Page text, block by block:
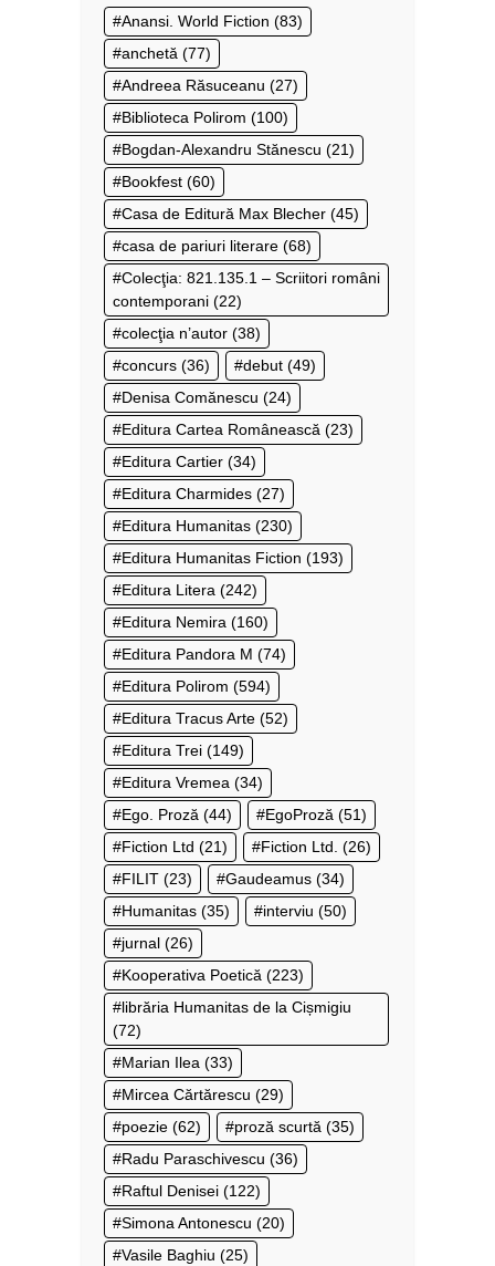
Anansi. World Fiction (83)
anchetă (77)
Andreea Răsuceanu (27)
Biblioteca Polirom (100)
Bogdan-Alexandru Stănescu (21)
Bookfest (60)
Casa de Editură Max Blecher (45)
casa de pariuri literare (68)
Colecţia: 821.135.1 – Scriitori români
contemporani (22)
colecţia n’autor (38)
concurs (36) debut (49)
Denisa Comănescu (24)
Editura Cartea Românească (23)
Editura Cartier (34)
Editura Charmides (27)
Editura Humanitas (230)
Editura Humanitas Fiction (193)
Editura Litera (242)
Editura Nemira (160)
Editura Pandora M (74)
Editura Polirom (594)
Editura Tracus Arte (52)
Editura Trei (149)
Editura Vremea (34)
Ego. Proză (44) EgoProză (51)
Fiction Ltd (21) Fiction Ltd. (26)
FILIT (23) Gaudeamus (34)
Humanitas (35) interviu (50)
jurnal (26)
Kooperativa Poetică (223)
librăria Humanitas de la Cișmigiu
(72)
Marian Ilea (33)
Mircea Cărtărescu (29)
poezie (62) proză scurtă (35)
Radu Paraschivescu (36)
Raftul Denisei (122)
Simona Antonescu (20)
Vasile Baghiu (25)